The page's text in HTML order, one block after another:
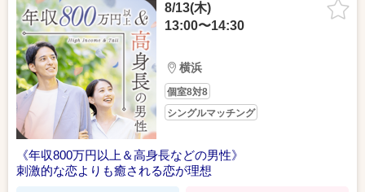
8/13(木)
13:00〜14:30
横浜
個室8対8
シングルマッチング
《年収800万円以上＆高身長などの男性》
刺激的な恋よりも癒される恋が理想